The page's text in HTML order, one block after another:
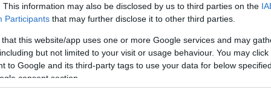
This information may also be disclosed by us to third parties on the
Participants that may further disclose it to other third parties.
that this website/app uses one or more Google services and may
but not limited to your visit or usage behaviour. You may
to Google and its third-party tags to use your data for below
consent section.